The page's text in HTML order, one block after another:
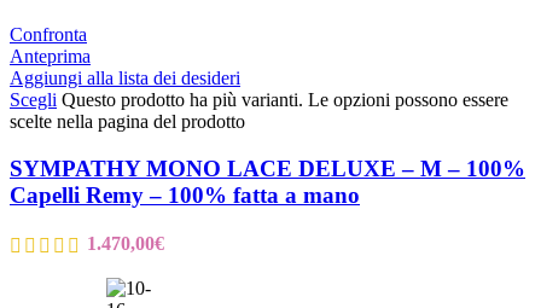
Confronta
Anteprima
Aggiungi alla lista dei desideri
Scegli Questo prodotto ha più varianti. Le opzioni possono essere
scelte nella pagina del prodotto
SYMPATHY MONO LACE DELUXE – M – 100%
Capelli Remy – 100% fatta a mano
1.470,00€